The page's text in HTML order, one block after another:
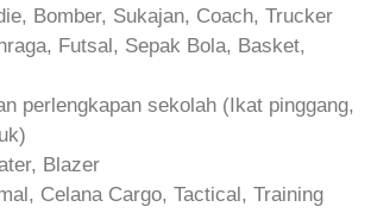
Bomber, Sukajan, Coach, Trucker
Futsal, Sepak Bola, Basket,
perlengkapan sekolah (Ikat pinggang,
Blazer
Celana Cargo, Tactical, Training